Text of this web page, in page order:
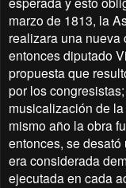
marzo de 1813, la
realizara una nueva
entonces diputado
propuesta que
por los
musicalización de
mismo año la obra
entonces, se
era considerada
ejecutada en cada